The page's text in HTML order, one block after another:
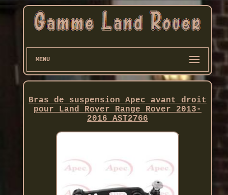
MENU
Bras de suspension Apec avant droit
pour Land Rover Range Rover 2013-
2016 AST2766